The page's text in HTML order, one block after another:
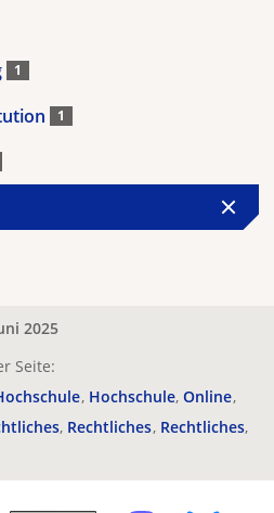
1
1
2025
Seite:
Hochschule Online
Rechtliches Rechtliches